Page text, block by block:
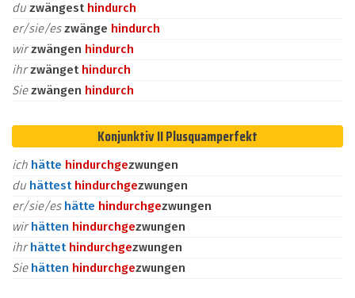
du zwängest hindurch
er/sie/eszwänge hindurch
wirzwängen hindurch
ihrzwänget hindurch
Siezwängen hindurch
Konjunktiv II Plusquamperfekt
ich hätte hindurchgezwungen
du hättest hindurchgezwungen
er/sie/es hätte hindurchgezwungen
wirhätten hindurchgezwungen
ihrhättet hindurchgezwungen
Sie hätten hindurchgezwungen